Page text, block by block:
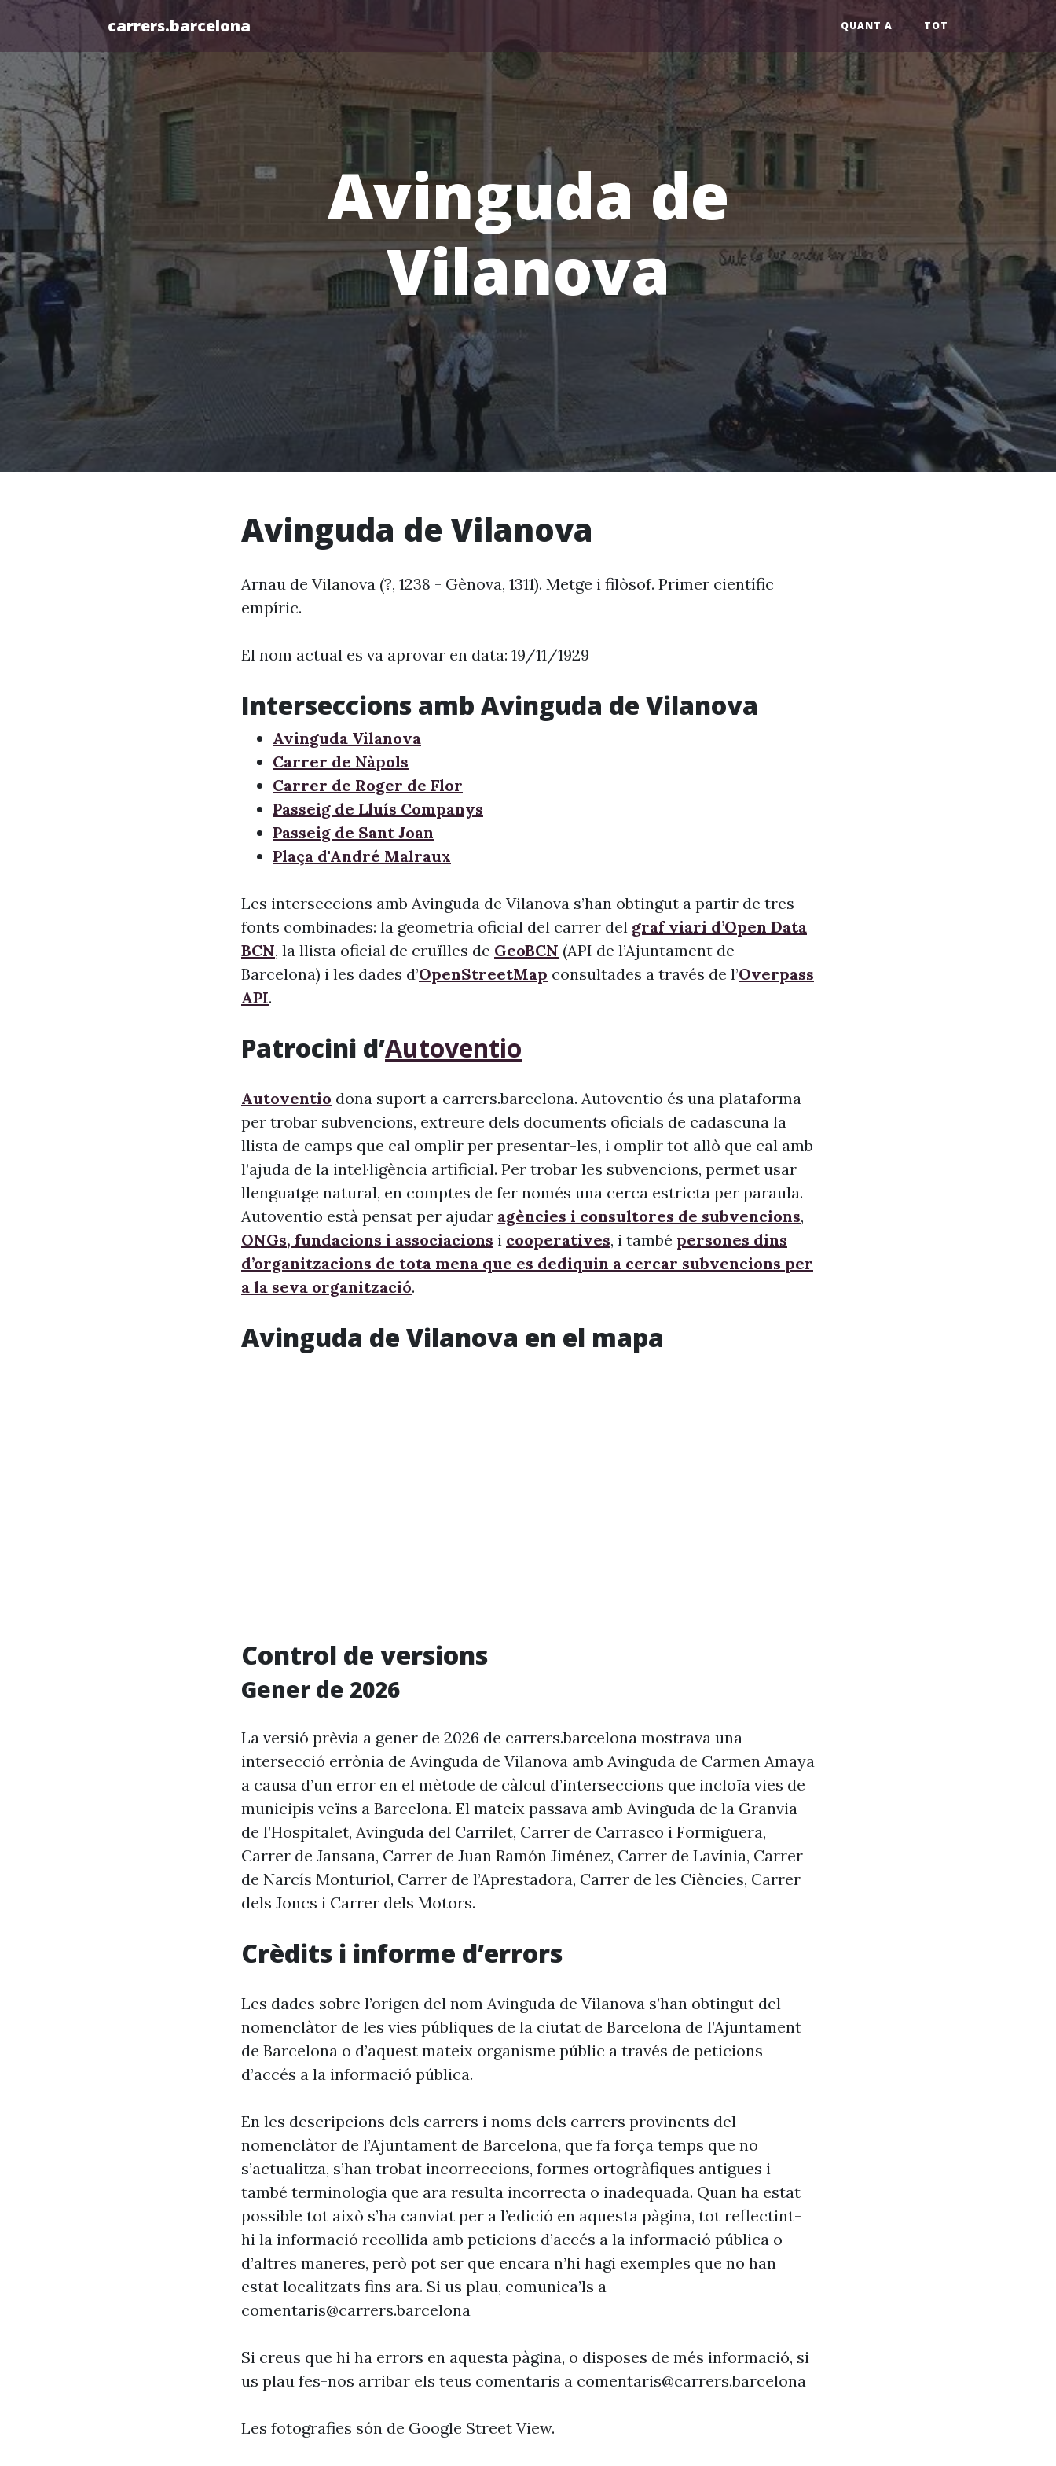
carrers.barcelona QUANT A TOT
Avinguda de
Vilanova
Avinguda de Vilanova
Arnau de Vilanova (?, 1238 - Gènova, 1311). Metge i filòsof. Primer científic
empíric.
El nom actual es va aprovar en data: 19/11/1929
Interseccions amb Avinguda de Vilanova
Avinguda Vilanova
Carrer de Nàpols
Carrer de Roger de Flor
Passeig de Lluís Companys
Passeig de Sant Joan
Plaça d'André Malraux
Les interseccions amb Avinguda de Vilanova s’han obtingut a partir de tres
fonts combinades: la geometria oficial del carrer del graf viari d’Open Data
BCN, la llista oficial de cruïlles de GeoBCN (API de l’Ajuntament de
Barcelona) i les dades d’OpenStreetMap consultades a través de l’Overpass
API.
Patrocini d’Autoventio
Autoventio dona suport a carrers.barcelona. Autoventio és una plataforma
per trobar subvencions, extreure dels documents oficials de cadascuna la
llista de camps que cal omplir per presentar-les, i omplir tot allò que cal amb
l’ajuda de la intel·ligència artificial. Per trobar les subvencions, permet usar
llenguatge natural, en comptes de fer només una cerca estricta per paraula.
Autoventio està pensat per ajudar agències i consultores de subvencions,
ONGs, fundacions i associacions i cooperatives, i també persones dins
d’organitzacions de tota mena que es dediquin a cercar subvencions per
a la seva organització.
Avinguda de Vilanova en el mapa
Control de versions
Gener de 2026
La versió prèvia a gener de 2026 de carrers.barcelona mostrava una
intersecció errònia de Avinguda de Vilanova amb Avinguda de Carmen Amaya
a causa d’un error en el mètode de càlcul d’interseccions que incloïa vies de
municipis veïns a Barcelona. El mateix passava amb Avinguda de la Granvia
de l’Hospitalet, Avinguda del Carrilet, Carrer de Carrasco i Formiguera,
Carrer de Jansana, Carrer de Juan Ramón Jiménez, Carrer de Lavínia, Carrer
de Narcís Monturiol, Carrer de l’Aprestadora, Carrer de les Ciències, Carrer
dels Joncs i Carrer dels Motors.
Crèdits i informe d’errors
Les dades sobre l’origen del nom Avinguda de Vilanova s’han obtingut del
nomenclàtor de les vies públiques de la ciutat de Barcelona de l’Ajuntament
de Barcelona o d’aquest mateix organisme públic a través de peticions
d’accés a la informació pública.
En les descripcions dels carrers i noms dels carrers provinents del
nomenclàtor de l’Ajuntament de Barcelona, que fa força temps que no
s’actualitza, s’han trobat incorreccions, formes ortogràfiques antigues i
també terminologia que ara resulta incorrecta o inadequada. Quan ha estat
possible tot això s’ha canviat per a l’edició en aquesta pàgina, tot reflectint-
hi la informació recollida amb peticions d’accés a la informació pública o
d’altres maneres, però pot ser que encara n’hi hagi exemples que no han
estat localitzats fins ara. Si us plau, comunica’ls a
comentaris@carrers.barcelona
Si creus que hi ha errors en aquesta pàgina, o disposes de més informació, si
us plau fes-nos arribar els teus comentaris a comentaris@carrers.barcelona
Les fotografies són de Google Street View.